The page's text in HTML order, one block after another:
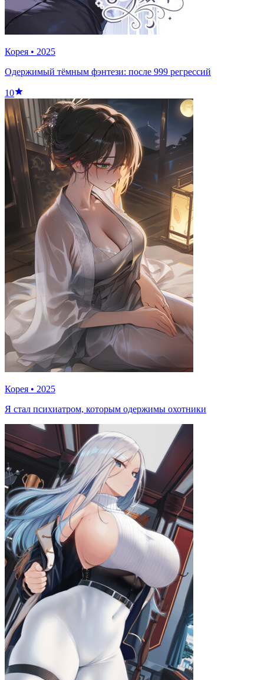
Корея • 2025
Одержимый тёмным фэнтези: после 999 регрессий
10
Корея • 2025
Я стал психиатром, которым одержимы охотники